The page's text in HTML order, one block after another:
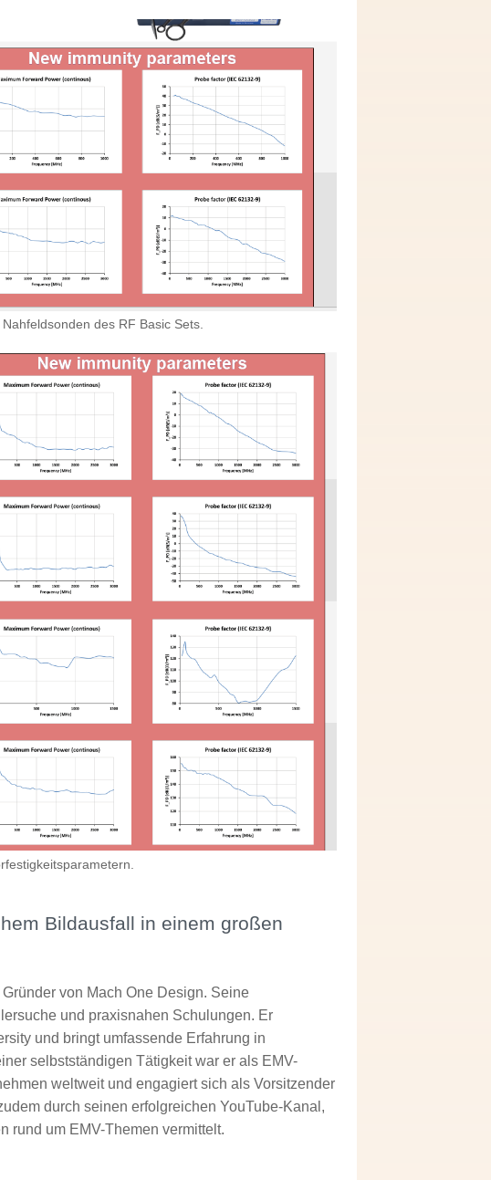
des RF Basic Sets.
Bildausfall in einem großen
von Mach One Design. Seine
und praxisnahen Schulungen. Er
und bringt umfassende Erfahrung in
selbstständigen Tätigkeit war er als EMV-
weltweit und engagiert sich als Vorsitzender
durch seinen erfolgreichen YouTube-Kanal,
rund um EMV-Themen vermittelt.